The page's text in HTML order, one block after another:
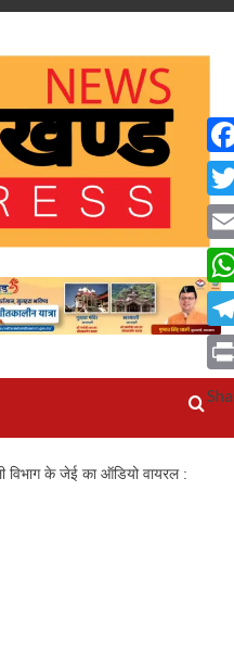
विभाग के जेई का ऑडियो वायरल :